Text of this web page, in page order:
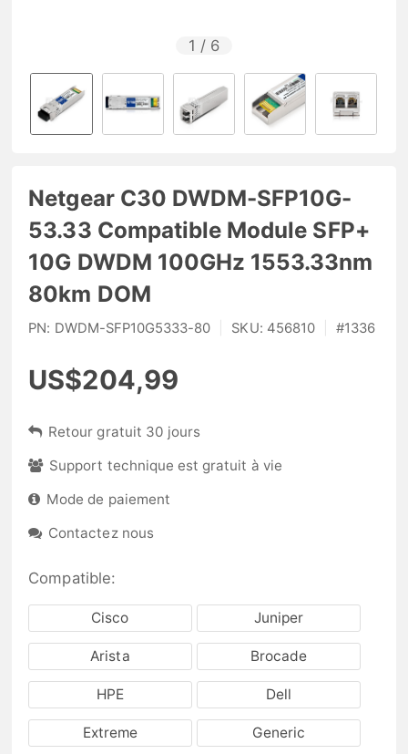
1 / 6
Netgear C30 DWDM-SFP10G-
53.33 Compatible Module SFP+
10G DWDM 100GHz 1553.33nm
80km DOM
PN: DWDM-SFP10G5333-80 SKU: 456810 #1336
US$204,99
Retour gratuit 30 jours
Support technique est gratuit à vie
Mode de paiement
Contactez nous
Compatible:
Cisco Juniper
Arista Brocade
HPE Dell
Extreme Generic